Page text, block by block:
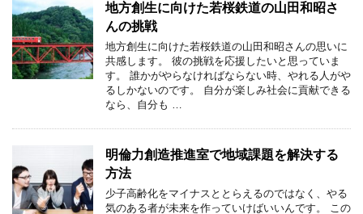
地方創生に向けた若桜鉄道の山田和昭さ
んの挑戦
地方創生に向けた若桜鉄道の山田和昭さんの思いに
共感します。 彼の挑戦を応援したいと思っていま
す。 誰かがやらなければならない時、やれる人がや
るしかないのです。 自分が楽しみ社会に貢献できる
なら、自分も …
明倫力創造推進室で地域課題を解決する
方法
少子高齢化をマイナスととらえるのではなく、やる
気のある者が未来を作っていけばいいんです。 この